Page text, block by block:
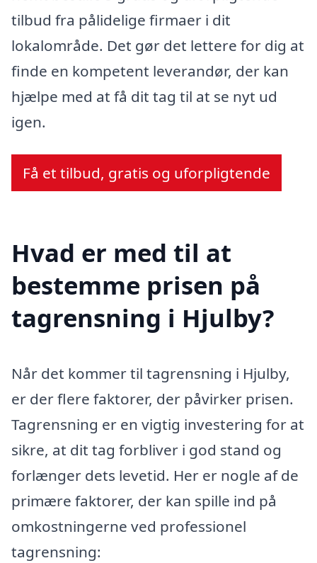
tilbud fra pålidelige firmaer i dit
lokalområde. Det gør det lettere for dig at
finde en kompetent leverandør, der kan
hjælpe med at få dit tag til at se nyt ud
igen.
Få et tilbud, gratis og uforpligtende
Hvad er med til at
bestemme prisen på
tagrensning i Hjulby?
Når det kommer til tagrensning i Hjulby,
er der flere faktorer, der påvirker prisen.
Tagrensning er en vigtig investering for at
sikre, at dit tag forbliver i god stand og
forlænger dets levetid. Her er nogle af de
primære faktorer, der kan spille ind på
omkostningerne ved professionel
tagrensning: